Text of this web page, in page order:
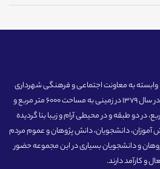
وابسته به معاونت اجتماعی و فرهنگی شهرداری
منطقه یک تهران، در شمال تهران در سال 1379 در زمینی به مساحت 6000 متر مربع و
با زیر بنای 3000 متر مربع، در دو طبقه و در محیطی آرام و زیبا بنا گردیده
آموزان، دانشجویان، دانش پژوهان و عموم مردم
و دانشجویان بسیاری در این مجموعه حضور
و کارآمد دارند.